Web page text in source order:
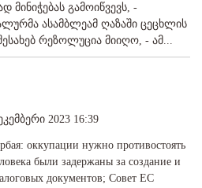
მინიჭებას გამოიწვევს, -
ასამბლეამ ღაზაში ცეცხლის
რეზოლუცია მიიღო, - ამ...
2023 16:39
оккупации нужно противостоять
были задержаны за создание и
документов; Совет ЕС